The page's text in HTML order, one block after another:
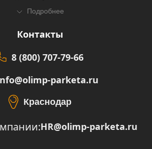
Подробнее
Контакты
8 (800) 707-79-66
parketa.ru
Краснодар
HR@olimp-parketa.ru